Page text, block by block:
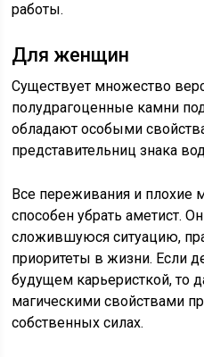
работы.
Для женщин
Существует множество
полудрагоценные камни
обладают особыми
представительниц знака
Все переживания и
способен убрать аметист.
сложившуюся ситуацию,
приоритеты в жизни. Если
будущем карьеристкой, то
магическими свойствами
собственных силах.